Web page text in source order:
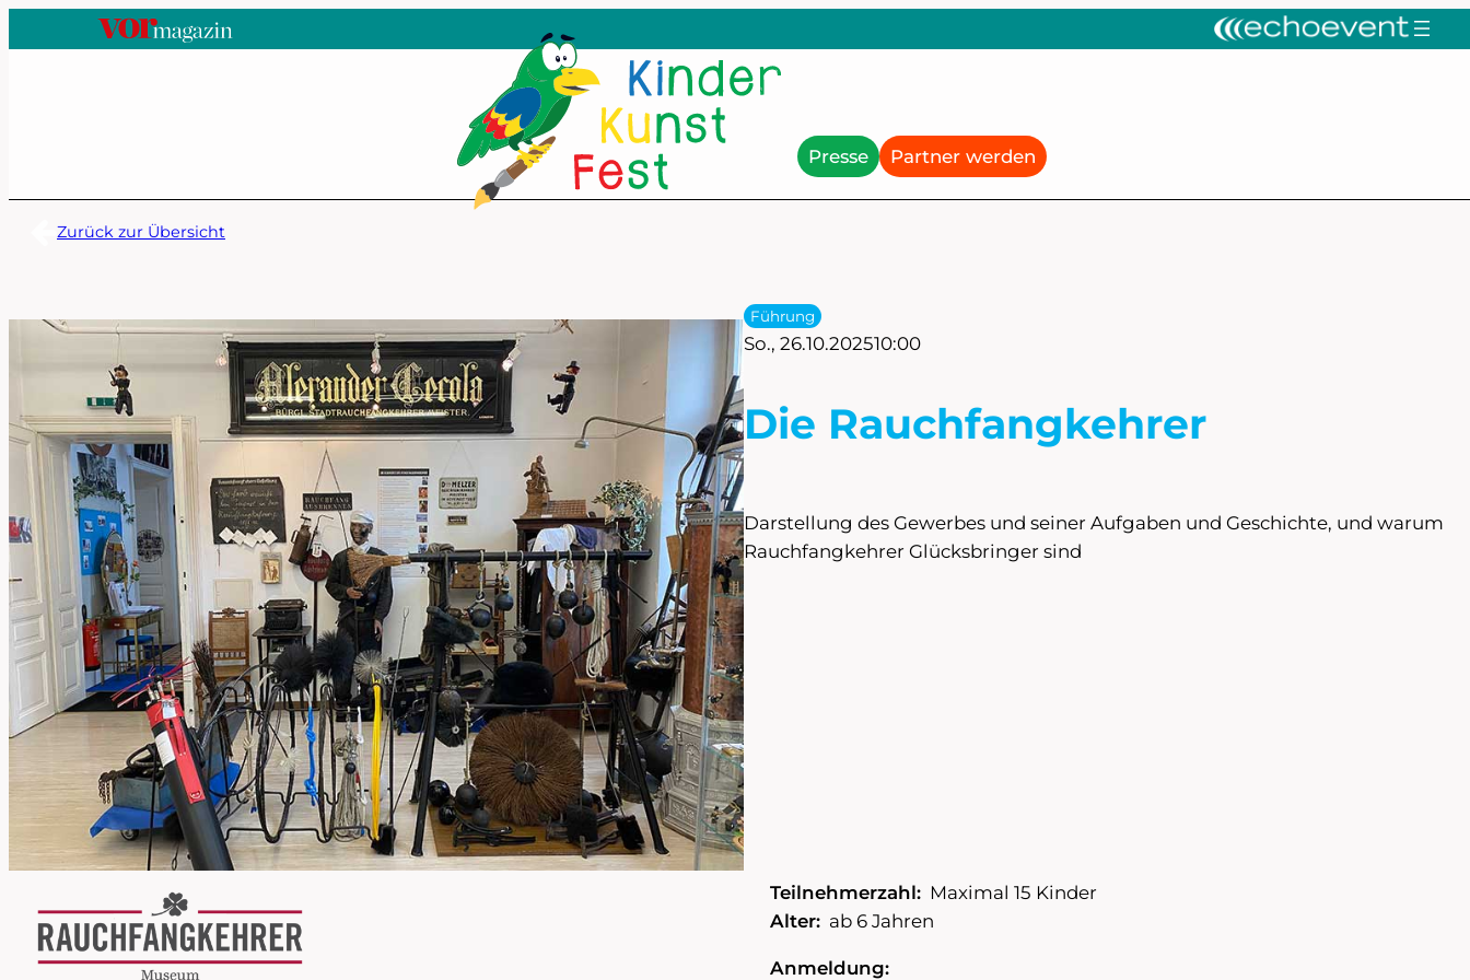
Inhalt
Presse Partner werden
Zurück zur Übersicht
Führung
So., 26.10.202510:00
Die Rauchfangkehrer
Darstellung des Gewerbes und seiner Aufgaben und Geschichte, und warum
Rauchfangkehrer Glücksbringer sind
Teilnehmerzahl: Maximal 15 Kinder
Alter: ab 6 Jahren
Anmeldung: